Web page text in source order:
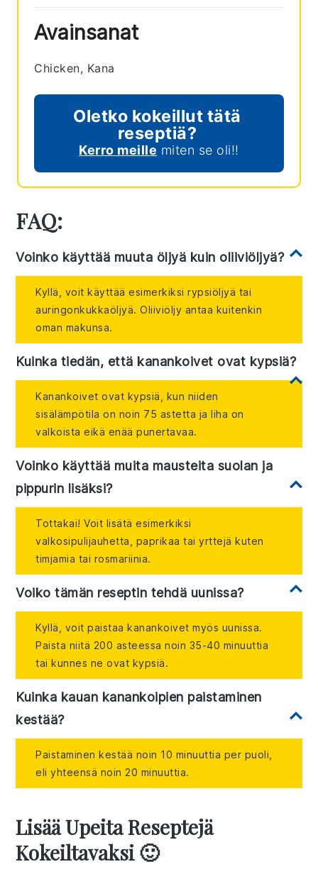
Avainsanat
Chicken, Kana
Oletko kokeillut tätä
reseptiä?
Kerro meille miten se oli!!
FAQ:
Voinko käyttää muuta öljyä kuin oliiviöljyä?
Kyllä, voit käyttää esimerkiksi rypsiöljyä tai
auringonkukkaöljyä. Oliiviöljy antaa kuitenkin
oman makunsa.
Kuinka tiedän, että kanankoivet ovat kypsiä?
Kanankoivet ovat kypsiä, kun niiden
sisälämpötila on noin 75 astetta ja liha on
valkoista eikä enää punertavaa.
Voinko käyttää muita mausteita suolan ja
pippurin lisäksi?
Tottakai! Voit lisätä esimerkiksi
valkosipulijauhetta, paprikaa tai yrttejä kuten
timjamia tai rosmariinia.
Voiko tämän reseptin tehdä uunissa?
Kyllä, voit paistaa kanankoivet myös uunissa.
Paista niitä 200 asteessa noin 35-40 minuuttia
tai kunnes ne ovat kypsiä.
Kuinka kauan kanankoipien paistaminen
kestää?
Paistaminen kestää noin 10 minuuttia per puoli,
eli yhteensä noin 20 minuuttia.
Lisää Upeita Reseptejä
Kokeiltavaksi 🙂